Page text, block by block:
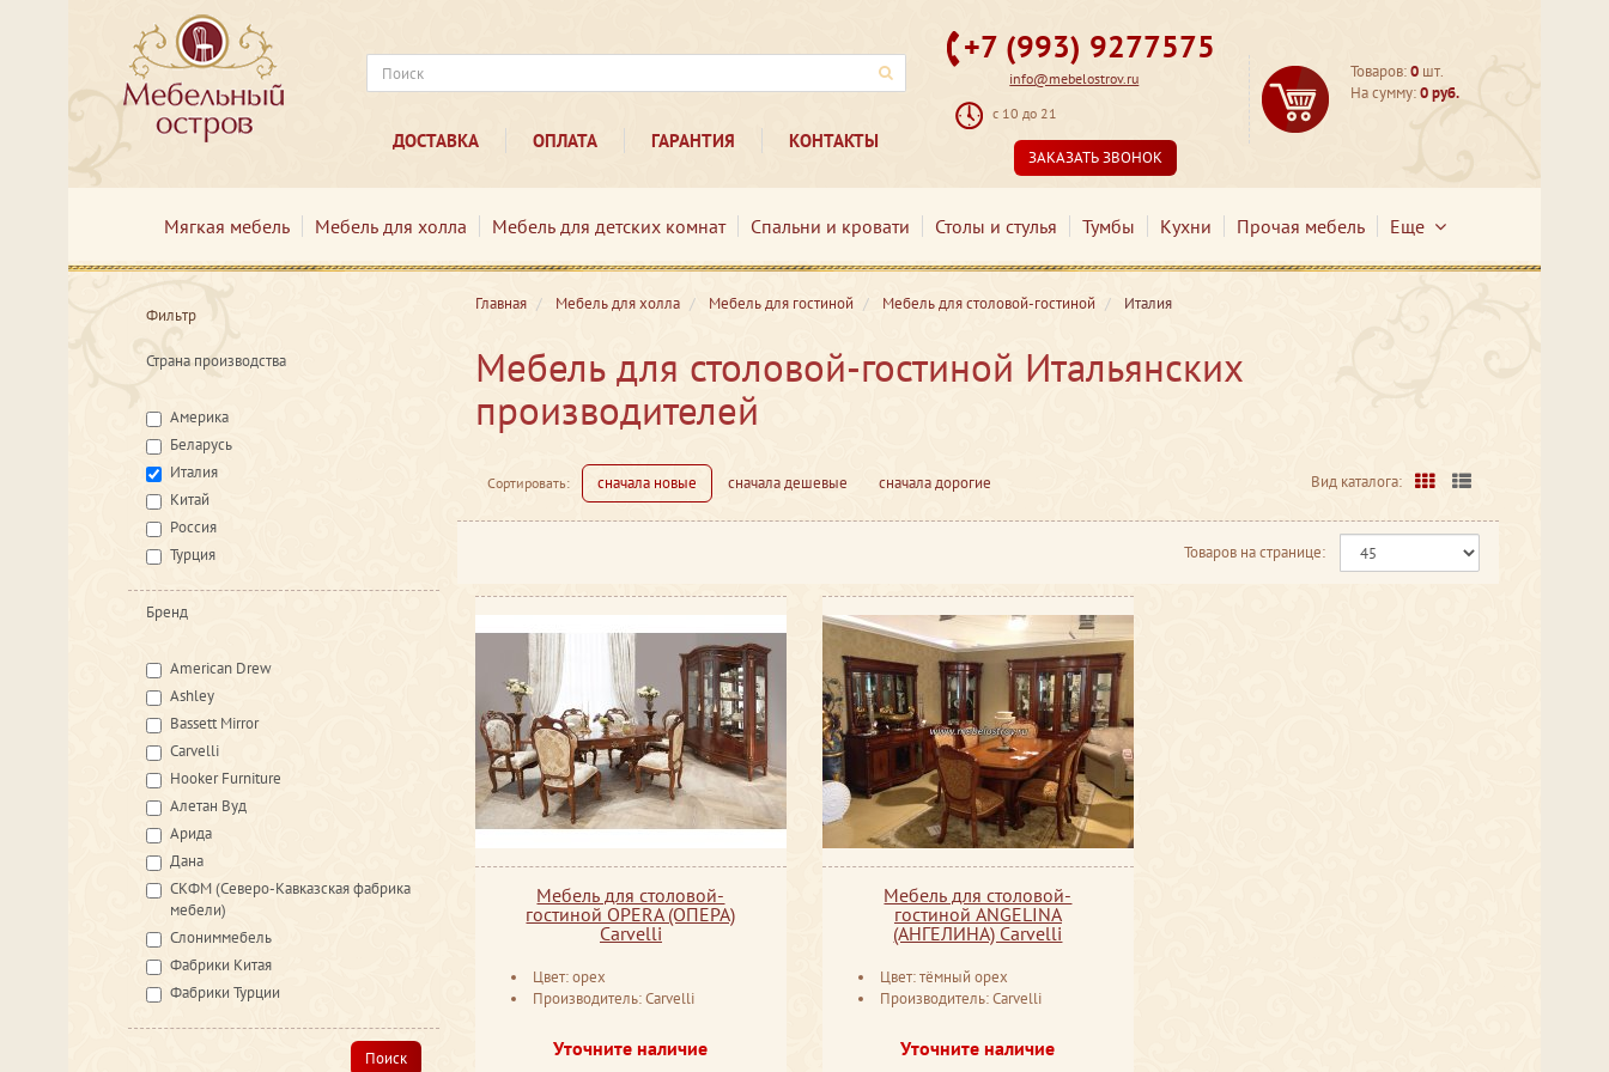
ДОСТАВКА ОПЛАТА ГАРАНТИЯ КОНТАКТЫ
+7 (993) 9277575
info@mebelostrov.ru
с 10 до 21
ЗАКАЗАТЬ ЗВОНОК
Товаров:0 шт.
На сумму:0 руб.
Мягкая мебель Мебель для холла Мебель для детских комнат Спальни и кровати Столы и стулья Тумбы Кухни Прочая мебель Еще
Фильтр
Страна производства
Америка
Беларусь
Италия
Китай
Россия
Турция
Бренд
American Drew
Ashley
Bassett Mirror
Carvelli
Hooker Furniture
Алетан Вуд
Арида
Дана
СКФМ (Северо-Кавказская фабрика
мебели)
Слониммебель
Фабрики Китая
Фабрики Турции
Поиск
Главная Мебель для холла Мебель для гостиной Мебель для столовой-гостиной Италия
Мебель для столовой-гостиной Итальянских
производителей
Сортировать: сначала новые сначала дешевые сначала дорогие Вид каталога:
Товаров на странице:
Мебель для столовой-
гостиной OPERA (ОПЕРА)
Carvelli
Цвет: орех
Производитель: Carvelli
Уточните наличие
Мебель для столовой-
гостиной ANGELINA
(АНГЕЛИНА) Carvelli
Цвет: тёмный орех
Производитель: Carvelli
Уточните наличие